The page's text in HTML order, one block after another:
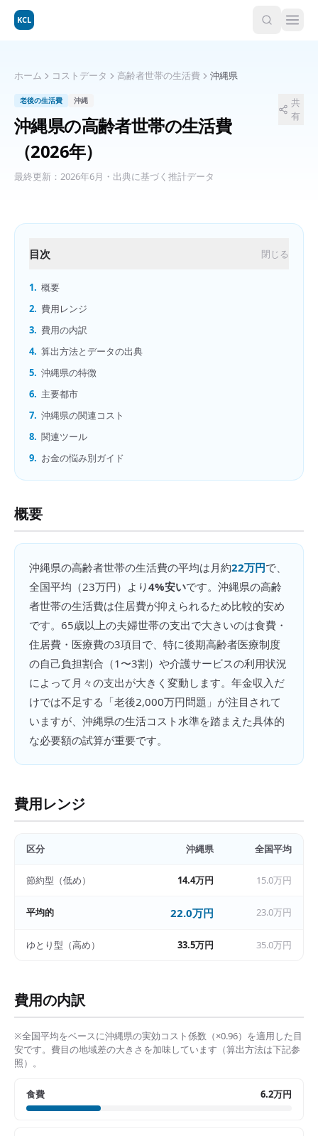
KCL
ホーム コストデータ 高齢者世帯の生活費 沖縄県
老後の生活費 沖縄
沖縄県の高齢者世帯の生活費
（2026年）
最終更新： 2026年6月 ・出典に基づく推計データ
共
有
目次 閉じる
1. 概要
2. 費用レンジ
3. 費用の内訳
4. 算出方法とデータの出典
5. 沖縄県の特徴
6. 主要都市
7. 沖縄県の関連コスト
8. 関連ツール
9. お金の悩み別ガイド
概要
沖縄県の高齢者世帯の生活費の平均は月約22万円で、
全国平均（23万円）より4%安いです。 沖縄県の高齢
者世帯の生活費は住居費が抑えられるため比較的安め
です。65歳以上の夫婦世帯の支出で大きいのは食費・
住居費・医療費の3項目で、特に後期高齢者医療制度
の自己負担割合（1〜3割）や介護サービスの利用状況
によって月々の支出が大きく変動します。年金収入だ
けでは不足する「老後2,000万円問題」が注目されて
いますが、沖縄県の生活コスト水準を踏まえた具体的
な必要額の試算が重要です。
費用レンジ
区分 沖縄県 全国平均
節約型（低め） 14.4万円 15.0万円
平均的 22.0万円 23.0万円
ゆとり型（高め） 33.5万円 35.0万円
費用の内訳
※全国平均をベースに沖縄県の実効コスト係数（×0.96）を適用した目
安です。費目の地域差の大きさを加味しています（算出方法は下記参
照）。
食費 6.2万円